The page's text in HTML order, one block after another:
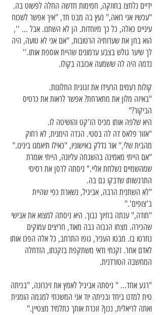
ידיים נלחצו בחוזקה, חמימות חדשה החלה לפשוט בה.
"עכשיו אני רואה," נעץ בה מבט חד, "איך אפשר לשכוח
עיניים כאלה, כל כך מיוחדות. הן לא השתנו. אבל ... '',
הוא בחן את שערותיה הרטובות, "אם אני לא טועה, היה
לך שיער גולש בצבע ערמונים שהיית אוספת אותו.''
נדמה היה לה ששמעה אכזבה בקולו.
קולות רעמים הרעידו את זגוגית החלונות.
"באיזה מלון את מתארחת? אפשר לראות את כרטיס
הביקור?"
היא שלפה אותו מכיס הז'קט והושיטה לו.
"אזור פלאס דה לה בסטי. הגדה הימנית, לא רחוק
מהבית שלי," אור נדלק באישוניו, "כאילו תיאמנו בינינו."
"אם הייתי מאמינה בהשגחה עליונה, הייתי אומרת
שמהשמיים נשלחת אליי." ניסתה לרסן את רסיסי
התרגשותו שדבקו גם בה.
"לא השתנית הרבה, אביגיל, נשארת כפי שהיית
ב'צופים'."
"תודה," ענתה בחיוך נבוך. היא ניסתה למצוא את אבישי
שהכירה. מצחו הגבוה גבה מאוד, חריצים עמוקים
נחרטו בו. מבטו העכיר, גופו התרחב, כל אלה הפכו אותו
לאדם אחר. זקנתי ודאי משתקפת בזקנתו, הזדחלה
המחשבה הטורדנית.
"רגע אחד... " ניסתה אביגיל לאמץ את זיכרונה, "בכיתה
טית למדנו ביחד ובכיתה יוד אני המשכתי למגמה הומנית
ואתה לריאלית, נכון? זוכרת אותך כתלמיד מצטיין."